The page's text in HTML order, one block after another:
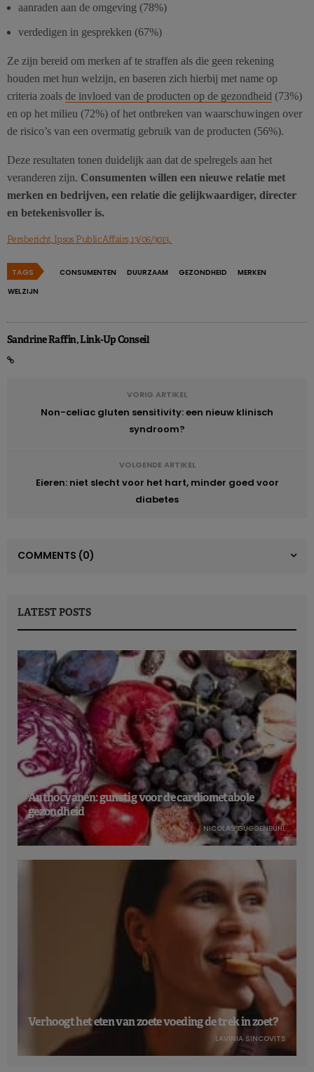
aanraden aan de omgeving (78%)
verdedigen in gesprekken (67%)
Ze zijn bereid om merken af te straffen als die geen rekening
houden met hun welzijn, en baseren zich hierbij met name op
criteria zoals de invloed van de producten op de gezondheid (73%)
en op het milieu (72%) of het ontbreken van waarschuwingen over
de risico’s van een overmatig gebruik van de producten (56%).
Deze resultaten tonen duidelijk aan dat de spelregels aan het
veranderen zijn. Consumenten willen een nieuwe relatie met
merken en bedrijven, een relatie die gelijkwaardiger, directer
en betekenisvoller is.
Persbericht, Ipsos Public Affairs, 13/06/3013.
TAGS CONSUMENTEN DUURZAAM GEZONDHEID
MERKEN
WELZIJN
Sandrine Raffin, Link-Up Conseil
VORIG ARTIKEL
Non-celiac gluten sensitivity: een nieuw klinisch
syndroom?
VOLGENDE ARTIKEL
Eieren: niet slecht voor het hart, minder goed voor
diabetes
COMMENTS (0)
LATEST POSTS
Anthocyanen: gunstig voor de cardiometabole
gezondheid
NICOLAS GUGGENBÜHL
Verhoogt het eten van zoete voeding de trek in zoet?
LAVINIA SINCOVITS